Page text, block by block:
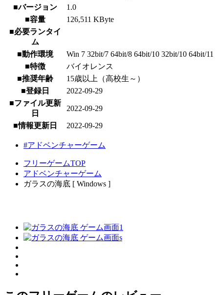
■バージョン
1.0
■容量
126,511 KByte
■必要ランタイ
ム
■動作環境
Win 7 32bit/7 64bit/8 64bit/10 32bit/10 64bit/11
■特徴
バイオレンス
■推奨年齢
15歳以上（高校生～）
■登録日
2022-09-29
■ファイル更新
日
2022-09-29
■情報更新日 2022-09-29
#アドベンチャーゲーム
フリーゲームTOP
アドベンチャーゲーム
ガラスの海底 [ Windows ]